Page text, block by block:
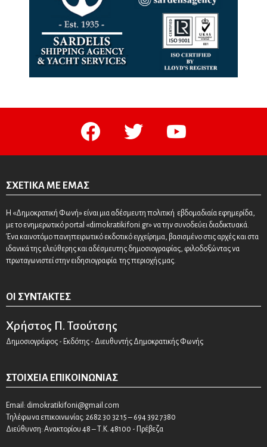
facebook twitter youtube
ΣΧΕΤΙΚΆ ΜΕ ΕΜΆΣ
Η «Δημοκρατική Φωνή» είναι μια αδέσμευτη πολιτική εβδομαδιαία εφημερίδα,
με το ενημερωτικό portal «dimokratikifoni.gr» να την συνοδεύει διαδικτυακά.
Ένα καινοτόμο πανηπειρωτικό εκδοτικό εγχείρημα, βασισμένο στις αρχές και στα
ιδανικά της ελεύθερης και αδέσμευτης δημοσιογραφίας, φιλοδοξώντας να
πρωταγωνιστεί στην ειδησιογραφία της περιοχής μας.
ΟΙ ΣΥΝΤΆΚΤΕΣ
Χρήστος Π. Τσούτσης
Δημοσιογράφος - Εκδότης - Διευθυντής Δημοκρατικής Φωνής
ΣΤΟΙΧΕΊΑ ΕΠΙΚΟΙΝΩΝΊΑΣ
Email: dimokratikifoni@gmail.com
Τηλέφωνα επικοινωνίας: 2682 30 32 15 – 694 392 7380
Διεύθυνση: Ανακτορίου 48 – Τ.Κ. 48100 - Πρέβεζα